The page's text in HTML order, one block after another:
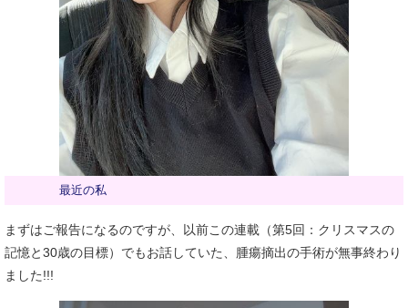
最近の私
まずはご報告になるのですが、以前この連載（第5回：クリスマスの
記憶と30歳の目標）でもお話していた、腫瘍摘出の手術が無事終わり
ました!!!